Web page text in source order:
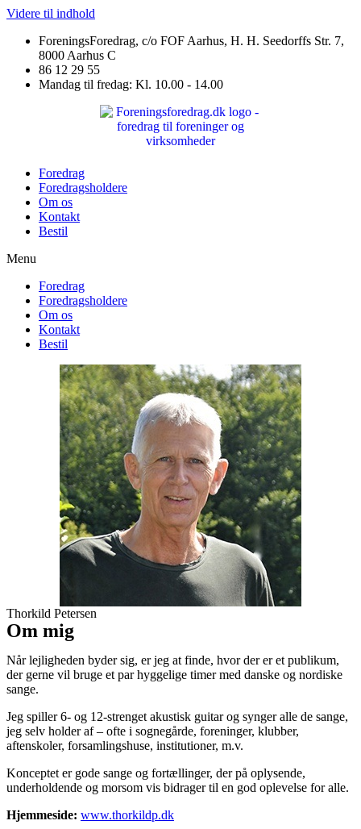
Videre til indhold
ForeningsForedrag, c/o FOF Aarhus, H. H. Seedorffs Str. 7,
8000 Aarhus C
86 12 29 55
Mandag til fredag: Kl. 10.00 - 14.00
Foredrag
Foredragsholdere
Om os
Kontakt
Bestil
Menu
Foredrag
Foredragsholdere
Om os
Kontakt
Bestil
Thorkild Petersen
Om mig
Når lejligheden byder sig, er jeg at finde, hvor der er et publikum,
der gerne vil bruge et par hyggelige timer med danske og nordiske
sange.
Jeg spiller 6- og 12-strenget akustisk guitar og synger alle de sange,
jeg selv holder af – ofte i sognegårde, foreninger, klubber,
aftenskoler, forsamlingshuse, institutioner, m.v.
Konceptet er gode sange og fortællinger, der på oplysende,
underholdende og morsom vis bidrager til en god oplevelse for alle.
Hjemmeside: www.thorkildp.dk